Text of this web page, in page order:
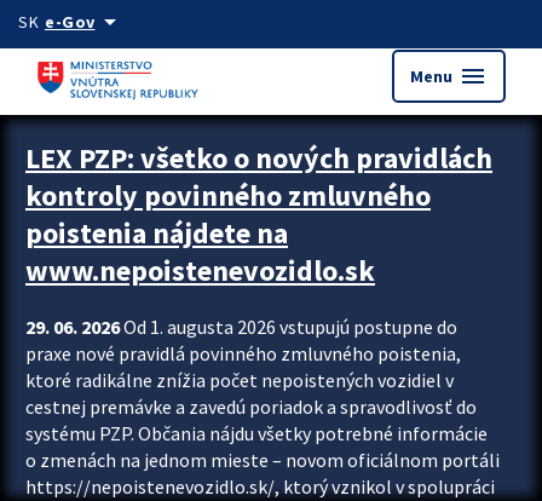
Preskocit na hlavný obsah
SK e-Govarrow_drop_down
Menu menu
Zastavit automatický posun upútavok
LEX PZP: všetko o nových pravidlách
kontroly povinného zmluvného
poistenia nájdete na
www.nepoistenevozidlo.sk
29. 06. 2026Od 1. augusta 2026 vstupujú postupne do
praxe nové pravidlá povinného zmluvného poistenia,
ktoré radikálne znížia počet nepoistených vozidiel v
cestnej premávke a zavedú poriadok a spravodlivosť do
systému PZP. Občania nájdu všetky potrebné informácie
o zmenách na jednom mieste – novom oficiálnom portáli
https://nepoistenevozidlo.sk/, ktorý vznikol v spolupráci